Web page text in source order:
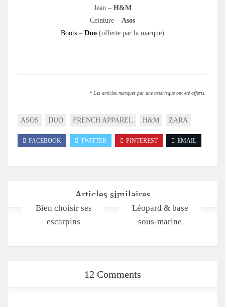
Jean – H&M
Ceinture – Asos
Boots – Duo (offerte par la marque)
* Les articles marqués par une astérisque ont été offerts.
ASOS DUO FRENCH APPAREL H&M ZARA
FACEBOOK TWITTER PINTEREST EMAIL
Articles similaires
Bien choisir ses
escarpins
Léopard & base
sous-marine
12 Comments